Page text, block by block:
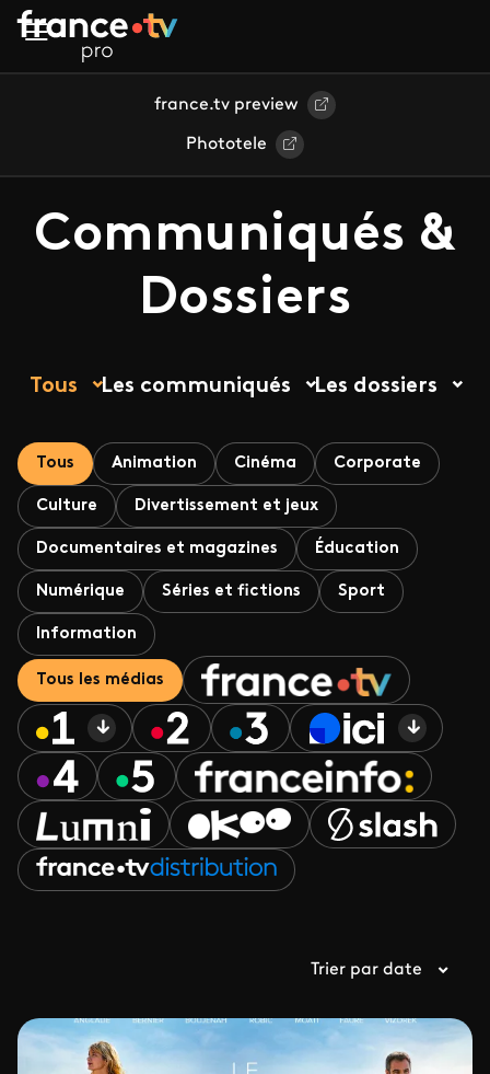
Aller au contenu principal
france.tv preview
Phototele
Communiqués &
Dossiers
Tous Les communiqués Les dossiers
Tous Animation Cinéma Corporate
Culture Divertissement et jeux
Documentaires et magazines Éducation
Numérique Séries et fictions Sport
Information
Tous les médias
Trier par date